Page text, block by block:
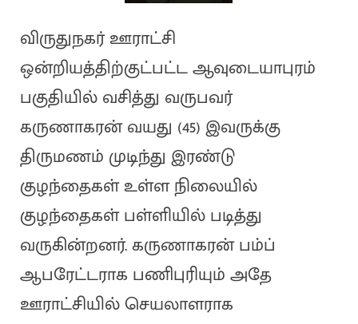
விருதுநகர் ஊராட்சி
ஒன்றியத்திற்குட்பட்ட ஆவுடையாபுரம்
பகுதியில் வசித்து வருபவர்
கருணாகரன் வயது (45) இவருக்கு
திருமணம் முடிந்து இரண்டு
குழந்தைகள் உள்ள நிலையில்
குழந்தைகள் பள்ளியில் படித்து
வருகின்றனர். கருணாகரன் பம்ப்
ஆபரேட்டராக பணிபுரியும் அதே
ஊராட்சியில் செயலாளராக